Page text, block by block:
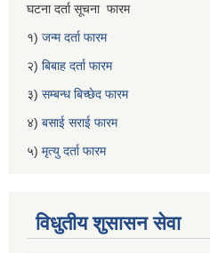
घटना दर्ता सूचना फारम
१) जन्म दर्ता फारम
२) बिबाह दर्ता फारम
३) सम्बन्ध बिच्छेद फारम
४) बसाई सराई फारम
५) मृत्यु दर्ता फारम
विधुतीय शुसासन सेवा